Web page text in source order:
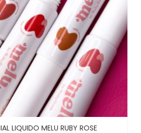
LIQUIDO MELU RUBY ROSE